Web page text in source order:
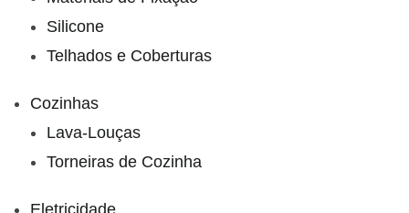
Silicone
Telhados e Coberturas
Cozinhas
Lava-Louças
Torneiras de Cozinha
Eletricidade